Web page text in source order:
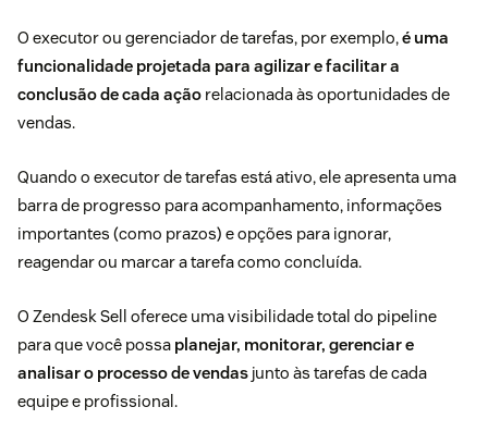
O executor ou gerenciador de tarefas, por exemplo,é uma
funcionalidade projetada para agilizar e facilitar a
conclusão de cada ação relacionada às oportunidades de
vendas.
Quando o executor de tarefas está ativo, ele apresenta uma
barra de progresso para acompanhamento, informações
importantes (como prazos) e opções para ignorar,
reagendar ou marcar a tarefa como concluída.
O Zendesk Sell oferece uma visibilidade total do pipeline
para que você possa planejar, monitorar, gerenciar e
analisar o processo de vendas junto às tarefas de cada
equipe e profissional.